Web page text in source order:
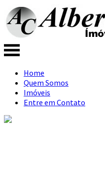
Home
Quem Somos
Imóveis
Entre em Contato